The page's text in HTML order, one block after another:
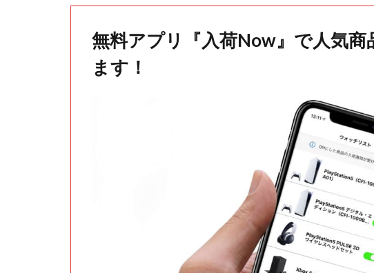
無料アプリ『入荷Now』で人気
ます！